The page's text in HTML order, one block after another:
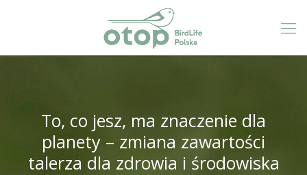
To, co jesz, ma znaczenie dla
planety – zmiana zawartości
talerza dla zdrowia i środowiska